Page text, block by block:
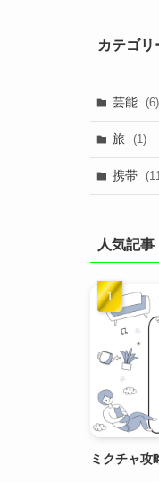
カテゴリ
芸能 (6)
旅 (1)
携帯
人気記事
ミクチャ攻